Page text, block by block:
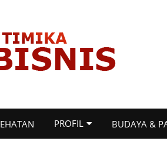
PROFIL BUDAYA &